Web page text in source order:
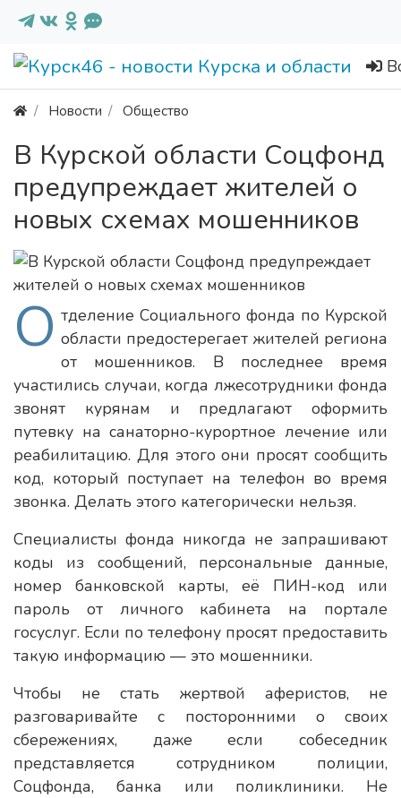
Новости Общество
В Курской области Соцфонд
предупреждает жителей о
новых схемах мошенников
О тделение Социального фонда по Курской
области предостерегает жителей региона
от мошенников. В последнее время
участились случаи, когда лжесотрудники фонда
звонят курянам и предлагают оформить
путевку на санаторно-курортное лечение или
реабилитацию. Для этого они просят сообщить
код, который поступает на телефон во время
звонка. Делать этого категорически нельзя.
Специалисты фонда никогда не запрашивают
коды из сообщений, персональные данные,
номер банковской карты, её ПИН-код или
пароль от личного кабинета на портале
госуслуг. Если по телефону просят предоставить
такую информацию — это мошенники.
Чтобы не стать жертвой аферистов, не
разговаривайте с посторонними о своих
сбережениях, даже если собеседник
представляется сотрудником полиции,
Соцфонда, банка или поликлиники. Не